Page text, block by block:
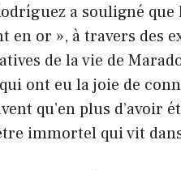
a souligné
en or », à travers
de la vie de
ont eu la joie de
qu’en plus
immortel qui vit